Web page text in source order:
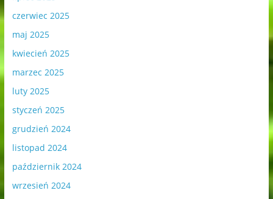
czerwiec 2025
maj 2025
kwiecień 2025
marzec 2025
luty 2025
styczeń 2025
grudzień 2024
listopad 2024
październik 2024
wrzesień 2024